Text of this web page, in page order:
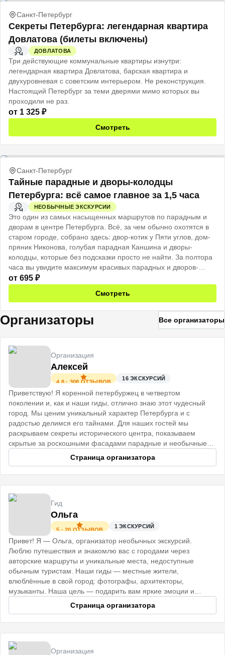
Санкт-Петербург
Секреты Петербурга: легендарная квартира
Довлатова (билеты включены)
2 Ч
ДОВЛАТОВА
Три действующие коммунальные квартиры изнутри:
легендарная квартира Довлатова, барская квартира и
двухуровневая с советским интерьером. Не реконструкция.
Настоящий Петербург за теми дверями мимо которых вы
проходили не раз.
от 1 325 ₽
Смотреть
Санкт-Петербург
Тайные парадные и дворы-колодцы
Петербурга: всё самое главное за 1,5 часа
2 Ч
НЕОБЫЧНЫЕ ЭКСКУРСИИ
Это один из самых насыщенных маршрутов по парадным и
дворам в центре Петербурга. Всё, за чем обычно охотятся в
старом городе, собрано здесь: двор-котик у Пяти углов, дом-
пряник Никонова, голубая парадная Каншина и дворы-
колодцы, которые без подсказки просто не найти. За полтора
часа вы увидите максимум красивых парадных и дворов-
колодцев, а в конце получите список секретных адресов,
которых нет ни в одном путеводителе.
от 695 ₽
Смотреть
Организаторы Все организаторы
Организация
Алексей
4.8· 308 ОТЗЫВОВ
16ЭКСКУРСИЙ
Приветствую! Я коренной петербуржец в четвертом
поколении и, как и наши гиды, отлично знаю этот чудесный
город. Мы ценим уникальный характер Петербурга и с
радостью делимся его тайнами. Для наших гостей мы
раскрываем секреты исторического центра, показываем
скрытые за роскошными фасадами парадные и необычные
Страница организатора
Гид
Ольга
5 · 20 ОТЗЫВОВ
1 ЭКСКУРСИЙ
Привет! Я — Ольга, организатор необычных экскурсий.
Люблю путешествия и знакомлю вас с городами через
авторские маршруты и уникальные места, недоступные
обычным туристам. Наши гиды — местные жители,
влюблённые в свой город: фотографы, архитекторы,
музыканты. Наша цель — подарить вам яркие эмоции и
незабываемые впечатления. До встречи!
Страница организатора
Организация